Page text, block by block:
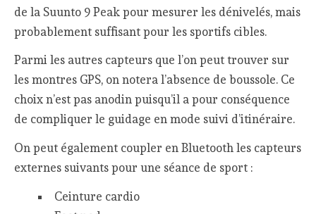
de la Suunto 9 Peak pour mesurer les dénivelés, mais
probablement suffisant pour les sportifs cibles.
Parmi les autres capteurs que l’on peut trouver sur
les montres GPS, on notera l’absence de boussole. Ce
choix n’est pas anodin puisqu’il a pour conséquence
de compliquer le guidage en mode suivi d’itinéraire.
On peut également coupler en Bluetooth les capteurs
externes suivants pour une séance de sport :
Ceinture cardio